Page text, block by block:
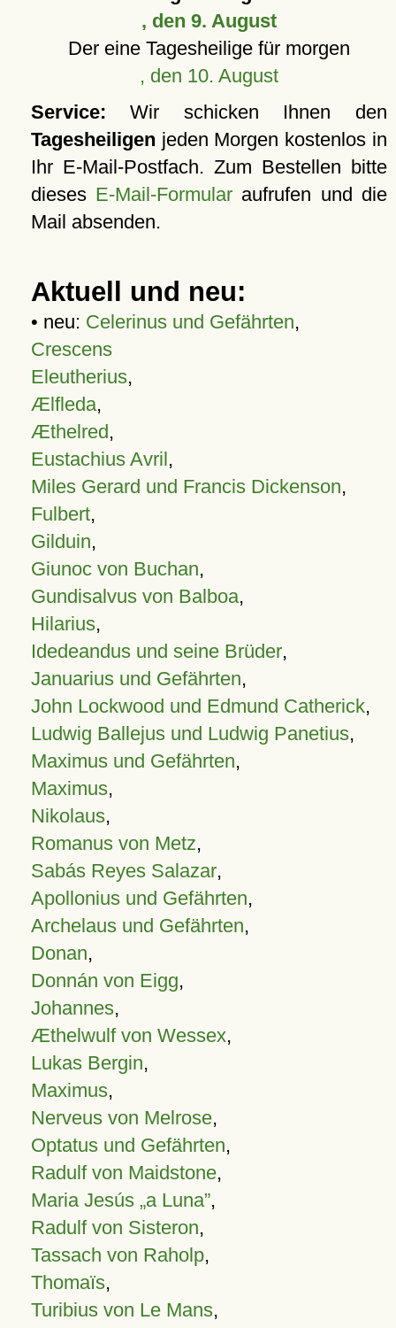
, den 9. August
Der eine Tagesheilige für morgen
, den 10. August
Service: Wir schicken Ihnen den
Tagesheiligen jeden Morgen kostenlos in
Ihr E-Mail-Postfach. Zum Bestellen bitte
dieses E-Mail-Formular aufrufen und die
Mail absenden.
Aktuell und neu:
• neu: Celerinus und Gefährten,
Crescens
Eleutherius,
Ælfleda,
Æthelred,
Eustachius Avril,
Miles Gerard und Francis Dickenson,
Fulbert,
Gilduin,
Giunoc von Buchan,
Gundisalvus von Balboa,
Hilarius,
Idedeandus und seine Brüder,
Januarius und Gefährten,
John Lockwood und Edmund Catherick,
Ludwig Ballejus und Ludwig Panetius,
Maximus und Gefährten,
Maximus,
Nikolaus,
Romanus von Metz,
Sabás Reyes Salazar,
Apollonius und Gefährten,
Archelaus und Gefährten,
Donan,
Donnán von Eigg,
Johannes,
Æthelwulf von Wessex,
Lukas Bergin,
Maximus,
Nerveus von Melrose,
Optatus und Gefährten,
Radulf von Maidstone,
Maria Jesús „a Luna”,
Radulf von Sisteron,
Tassach von Raholp,
Thomaïs,
Turibius von Le Mans,